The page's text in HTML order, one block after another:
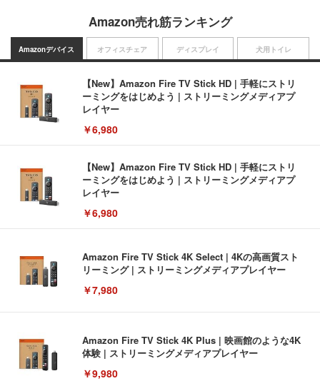
Amazon売れ筋ランキング
Amazonデバイス
【New】Amazon Fire TV Stick HD | 手軽にストリ
ーミングをはじめよう | ストリーミングメディアプ
レイヤー
￥6,980
【New】Amazon Fire TV Stick HD | 手軽にストリ
ーミングをはじめよう | ストリーミングメディアプ
レイヤー
￥6,980
Amazon Fire TV Stick 4K Select | 4Kの高画質スト
リーミング | ストリーミングメディアプレイヤー
￥7,980
Amazon Fire TV Stick 4K Plus | 映画館のような4K
体験 | ストリーミングメディアプレイヤー
￥9,980
オフィスチェア ディスプレイ 犬用トイレ